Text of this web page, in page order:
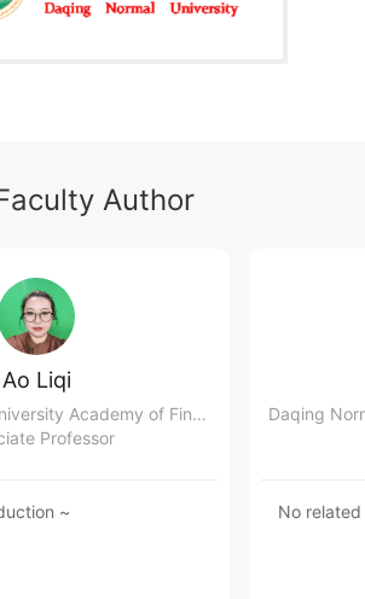
Author
Ao Liqi
Daqing Normal University Academy of Fine Arts and Design
Professor
~ No